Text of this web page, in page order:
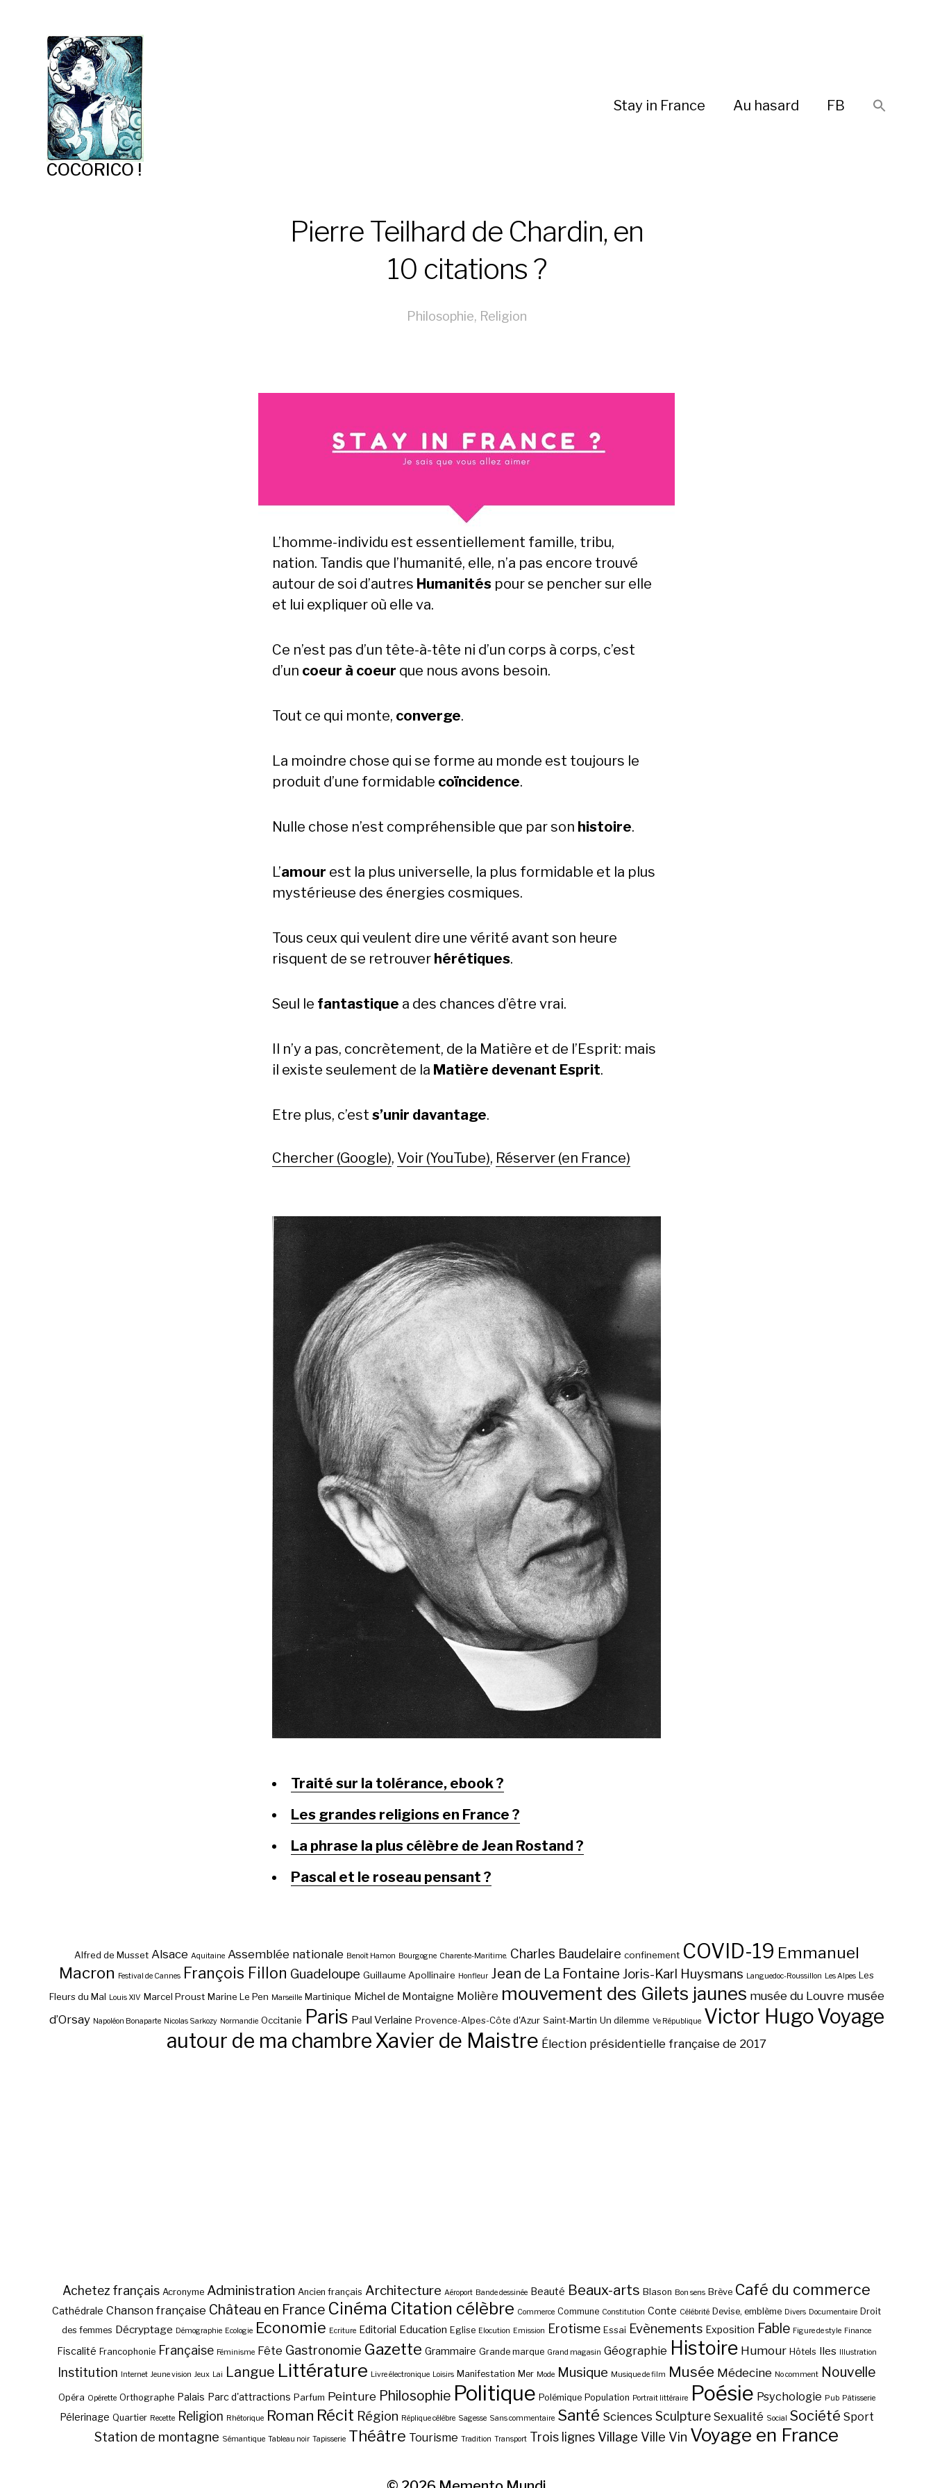
COCORICO !
Stay in France Au hasard FB
Pierre Teilhard de Chardin, en
10 citations ?
Philosophie, Religion
L’homme-individu est essentiellement famille, tribu,
nation. Tandis que l’humanité, elle, n’a pas encore trouvé
autour de soi d’autres Humanités pour se pencher sur elle
et lui expliquer où elle va.
Ce n’est pas d’un tête-à-tête ni d’un corps à corps, c’est
d’un coeur à coeur que nous avons besoin.
Tout ce qui monte, converge.
La moindre chose qui se forme au monde est toujours le
produit d’une formidable coïncidence.
Nulle chose n’est compréhensible que par son histoire.
L’amour est la plus universelle, la plus formidable et la plus
mystérieuse des énergies cosmiques.
Tous ceux qui veulent dire une vérité avant son heure
risquent de se retrouver hérétiques.
Seul le fantastique a des chances d’être vrai.
Il n’y a pas, concrètement, de la Matière et de l’Esprit: mais
il existe seulement de la Matière devenant Esprit.
Etre plus, c’est s’unir davantage.
Chercher (Google), Voir (YouTube), Réserver (en France)
Traité sur la tolérance, ebook ?
Les grandes religions en France ?
La phrase la plus célèbre de Jean Rostand ?
Pascal et le roseau pensant ?
Alfred de Musset Alsace Aquitaine Assemblée nationale Benoît Hamon Bourgogne Charente-Maritime. Charles Baudelaire confinement COVID-19 Emmanuel
Macron Festival de Cannes François Fillon Guadeloupe Guillaume Apollinaire Honfleur Jean de La Fontaine Joris-Karl Huysmans Languedoc-Roussillon Les Alpes Les
Fleurs du Mal Louis XIV Marcel Proust Marine Le Pen Marseille Martinique Michel de Montaigne Molière mouvement des Gilets jaunes musée du Louvre musée
d’Orsay Napoléon Bonaparte Nicolas Sarkozy Normandie Occitanie Paris Paul Verlaine Provence-Alpes-Côte d'Azur Saint-Martin Un dilemme Ve République Victor HugoVoyage
autour de ma chambre Xavier de Maistre Élection présidentielle française de 2017
Achetez français Acronyme Administration Ancien français Architecture Aéroport Bande dessinée Beauté Beaux-arts Blason Bon sens Brève Café du commerce
Cathédrale Chanson française Château en France Cinéma Citation célèbre Commerce Commune Constitution Conte Célébrité Devise, emblème Divers Documentaire Droit
des femmes Décryptage Démographie Ecologie Economie Ecriture Editorial Education Eglise Elocution Emission Erotisme Essai Evènements Exposition Fable Figure de style Finance
Fiscalité Francophonie Française Féminisme Fête Gastronomie Gazette Grammaire Grande marque Grand magasin Géographie Histoire Humour Hôtels Iles Illustration
Institution Internet Jeune vision Jeux Lai Langue Littérature Livre électronique Loisirs Manifestation Mer Mode Musique Musique de film Musée Médecine No comment Nouvelle
Opéra Opérette Orthographe Palais Parc d'attractions Parfum Peinture Philosophie Politique Polémique Population Portrait littéraire Poésie Psychologie Pub Pâtisserie
Pélerinage Quartier Recette Religion Rhétorique Roman Récit Région Réplique célèbre Sagesse Sans commentaire Santé Sciences Sculpture Sexualité Social Société Sport
Station de montagne Sémantique Tableau noir Tapisserie Théâtre Tourisme Tradition Transport Trois lignes Village Ville Vin Voyage en France